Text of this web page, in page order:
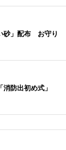
砂」配布 お守り
消防出初め式」